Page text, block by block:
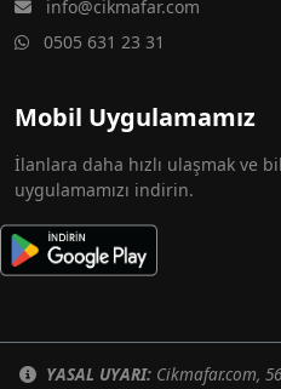
info@cikmafar.com
0505 631 23 31
Mobil Uygulamamız
İlanlara daha hızlı ulaşmak ve
uygulamamızı indirin.
YASAL UYARI: Cikmafar.com,